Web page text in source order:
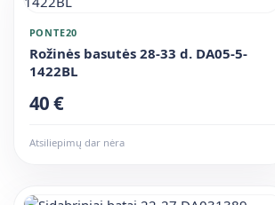
PONTE20
Rožinės basutės 28-33 d. DA05-5-
1422BL
40 €
Atsiliepimų dar nėra